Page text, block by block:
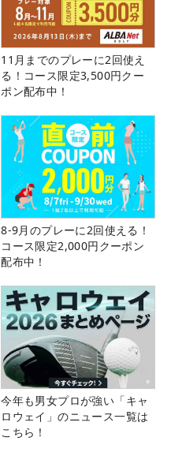
11月までのプレーに2回使え
る！コース限定3,500円クー
ポン配布中！
8-9月のプレーに2回使える！
コース限定2,000円クーポン
配布中！
今年も男女プロが強い「キャ
ロウェイ」のニュース一覧は
こちら！